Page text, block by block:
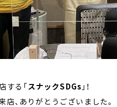
する「スナックSDGs 」！
、ありがとうございました。